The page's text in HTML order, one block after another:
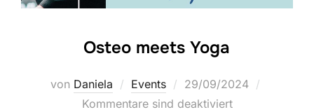
Osteo meets Yoga
von Daniela Events
Veröffentlicht
am
29/09/2024
Kommentare sind deaktiviert